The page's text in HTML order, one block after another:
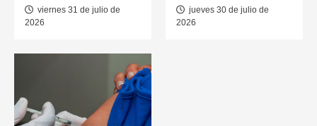
viernes 31 de julio de
2026
jueves 30 de julio de
2026